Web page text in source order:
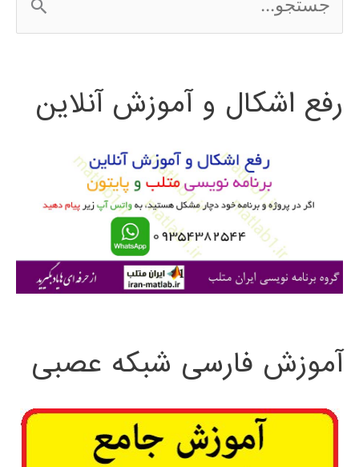
س
ج
ی
رفع اشکال و آموزش آنلاین
آموزش فارسی شبکه عصبی